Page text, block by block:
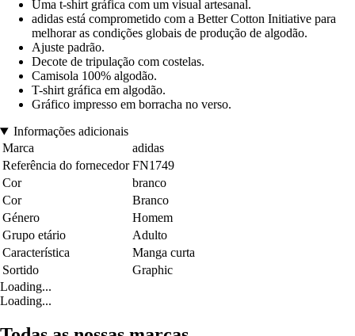
Uma t-shirt gráfica com um visual artesanal.
adidas está comprometido com a Better Cotton Initiative para
melhorar as condições globais de produção de algodão.
Ajuste padrão.
Decote de tripulação com costelas.
Camisola 100% algodão.
T-shirt gráfica em algodão.
Gráfico impresso em borracha no verso.
Informações adicionais
Marca
adidas
Referência do fornecedor FN1749
Cor
branco
Cor
Branco
Género
Homem
Grupo etário
Adulto
Característica
Manga curta
Sortido
Graphic
Loading...
Loading...